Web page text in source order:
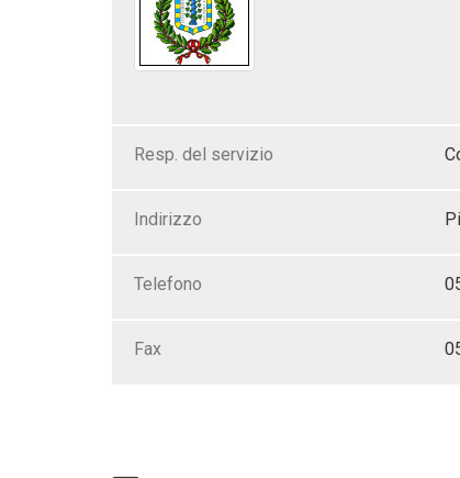
Resp. del servizio
Indirizzo
Telefono
Fax